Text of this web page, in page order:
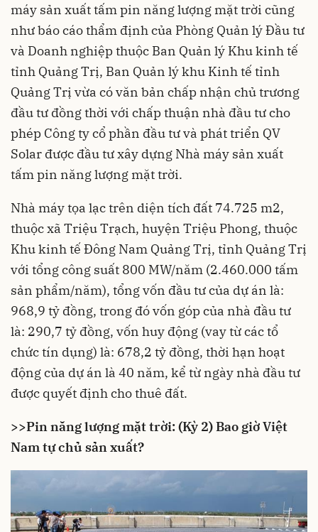
máy sản xuất tấm pin năng lượng mặt trời cũng
như báo cáo thẩm định của Phòng Quản lý Đầu tư
và Doanh nghiệp thuộc Ban Quản lý Khu kinh tế
tỉnh Quảng Trị, Ban Quản lý khu Kinh tế tỉnh
Quảng Trị vừa có văn bản chấp nhận chủ trương
đầu tư đồng thời với chấp thuận nhà đầu tư cho
phép Công ty cổ phần đầu tư và phát triển QV
Solar được đầu tư xây dựng Nhà máy sản xuất
tấm pin năng lượng mặt trời.
Nhà máy tọa lạc trên diện tích đất 74.725 m2,
thuộc xã Triệu Trạch, huyện Triệu Phong, thuộc
Khu kinh tế Đông Nam Quảng Trị, tỉnh Quảng Trị
với tổng công suất 800 MW/năm (2.460.000 tấm
sản phẩm/năm), tổng vốn đầu tư của dự án là:
968,9 tỷ đồng, trong đó vốn góp của nhà đầu tư
là: 290,7 tỷ đồng, vốn huy động (vay từ các tổ
chức tín dụng) là: 678,2 tỷ đồng, thời hạn hoạt
động của dự án là 40 năm, kể từ ngày nhà đầu tư
được quyết định cho thuê đất.
>>Pin năng lượng mặt trời: (Kỳ 2) Bao giờ Việt
Nam tự chủ sản xuất?